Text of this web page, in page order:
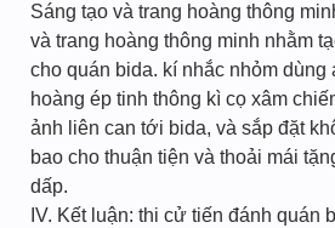
Sáng tạo và trang hoàng thông
và trang hoàng thông minh nhằm
cho quán bida. kí nhắc nhỏm dùng
hoàng ép tinh thông kì cọ xâm
ảnh liên can tới bida, và sắp đặt
bao cho thuận tiện và thoải mái
dấp.
IV. Kết luận: thi cử tiến đánh quán